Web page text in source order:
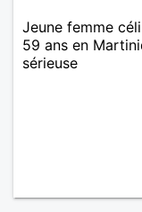
Jeune femme
59 ans en
sérieuse